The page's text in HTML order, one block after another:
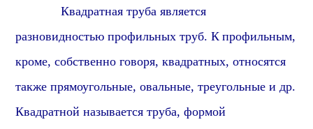
Квадратная труба является
разновидностью профильных труб.К профильным,
кроме, собственно говоря, квадратных, относятся
также прямоугольные, овальные, треугольные и др.
Квадратной называется труба, формой